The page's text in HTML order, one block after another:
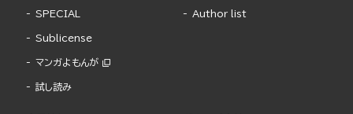
SPECIAL
Sublicense
マンガよもんが
試し読み
Author list